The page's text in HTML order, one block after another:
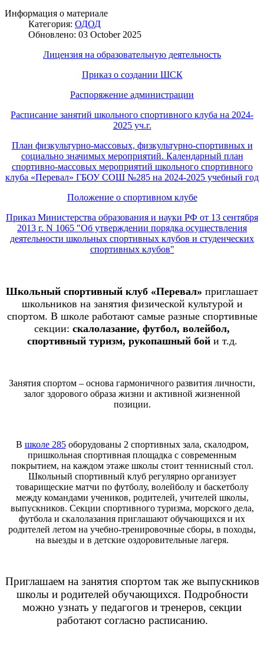
Информация о материале
Категория: ОДОД
Обновлено: 03 October 2025
Лицензия на образовательную деятельность
Приказ о создании ШСК
Распоряжение администрации
Расписание занятий школьного спортивного клуба на 2024-
2025 уч.г.
План физкультурно-массовых, физкультурно-спортивных и
социально значимых мероприятий. Календарный план
спортивно-массовых мероприятий школьного спортивного
клуба «Перевал» ГБОУ СОШ №285 на 2024-2025 учебный год
Положение о спортивном клубе
Приказ Министерства образования и науки РФ от 13 сентября
2013 г. N 1065 "Об утверждении порядка осуществления
деятельности школьных спортивных клубов и студенческих
спортивных клубов"
Школьный спортивный клуб «Перевал» приглашает
школьников на занятия физической культурой и
спортом. В школе работают самые разные спортивные
секции: скалолазание, футбол, волейбол,
спортивный туризм, рукопашный бойи т.д.
Занятия спортом – основа гармоничного развития личности,
залог здорового образа жизни и активной жизненной
позиции.
В школе 285оборудованы 2 спортивных зала, скалодром,
пришкольная спортивная площадка с современным
покрытием, на каждом этаже школы стоит теннисный стол.
Школьный спортивный клуб регулярно организует
товарищеские матчи по футболу, волейболу и баскетболу
между командами учеников, родителей, учителей школы,
выпускников. Секции спортивного туризма, морского дела,
футбола и скалолазания приглашают обучающихся и их
родителей летом на учебно-тренировочные сборы, в походы,
на выезды и в детские оздоровительные лагеря.
Приглашаем на занятия спортом так же выпускников
школы и родителей обучающихся. Подробности
можно узнать у педагогов и тренеров, секции
работают согласно расписанию.